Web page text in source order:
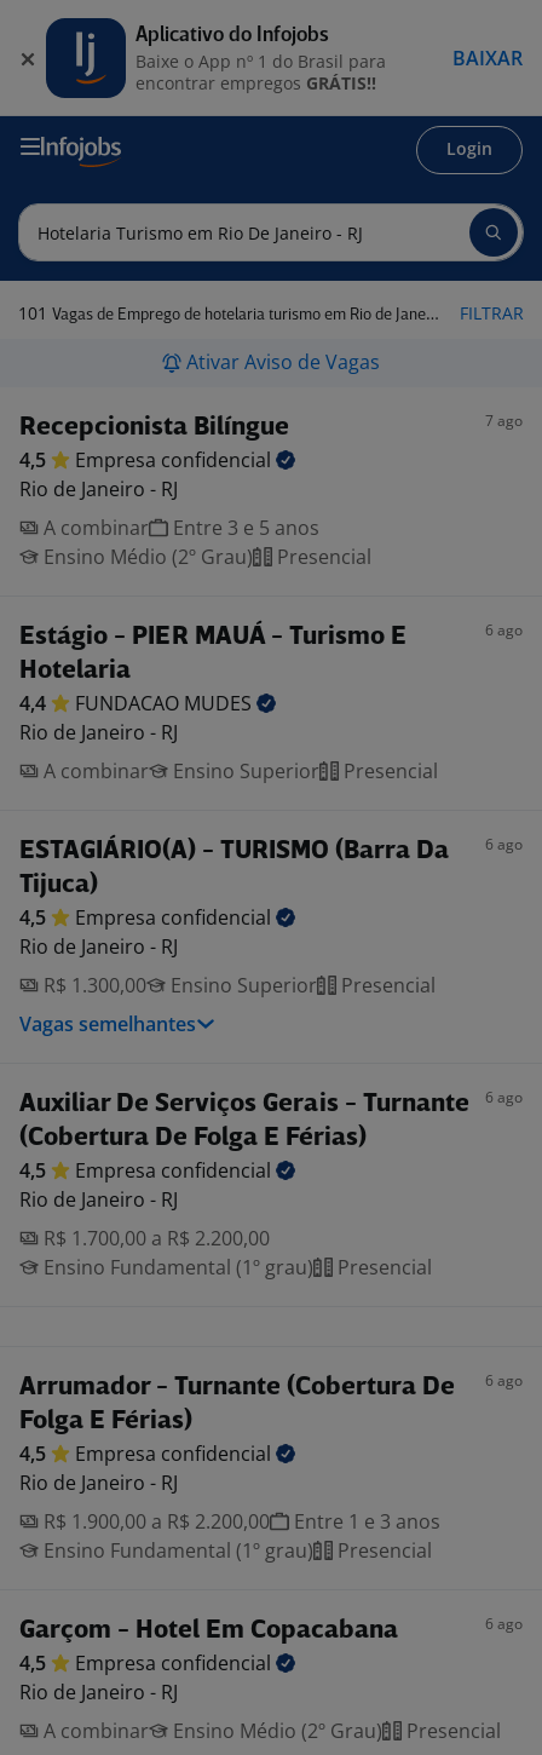
Login
101 Vagas de Emprego de hotelaria turismo em Rio de Janeiro - RJ FILTRAR
Ativar Aviso de Vagas
Recepcionista Bilíngue 7 ago
4,5 Empresa confidencial
Rio de Janeiro - RJ
A combinar
Entre 3 e 5 anos
Ensino Médio (2º Grau)
Presencial
Estágio - PIER MAUÁ - Turismo E
Hotelaria
6 ago
4,4 FUNDACAO MUDES
Rio de Janeiro - RJ
A combinar
Ensino Superior Presencial
ESTAGIÁRIO(A) - TURISMO (Barra Da
Tijuca)
6 ago
4,5 Empresa confidencial
Rio de Janeiro - RJ
R$ 1.300,00
Ensino Superior
Presencial
Vagas semelhantes
Auxiliar De Serviços Gerais - Turnante
(Cobertura De Folga E Férias)
6 ago
4,5 Empresa confidencial
Rio de Janeiro - RJ
R$ 1.700,00 a R$ 2.200,00
Ensino Fundamental (1º grau)
Presencial
Arrumador - Turnante (Cobertura De
Folga E Férias)
6 ago
4,5 Empresa confidencial
Rio de Janeiro - RJ
R$ 1.900,00 a R$ 2.200,00
Entre 1 e 3 anos
Ensino Fundamental (1º grau)
Presencial
Garçom - Hotel Em Copacabana 6 ago
4,5 Empresa confidencial
Rio de Janeiro - RJ
A combinar
Ensino Médio (2º Grau)
Presencial
Aplicativo do Infojobs
Baixe o App nº 1 do Brasil para
encontrar empregos GRÁTIS!!
BAIXAR